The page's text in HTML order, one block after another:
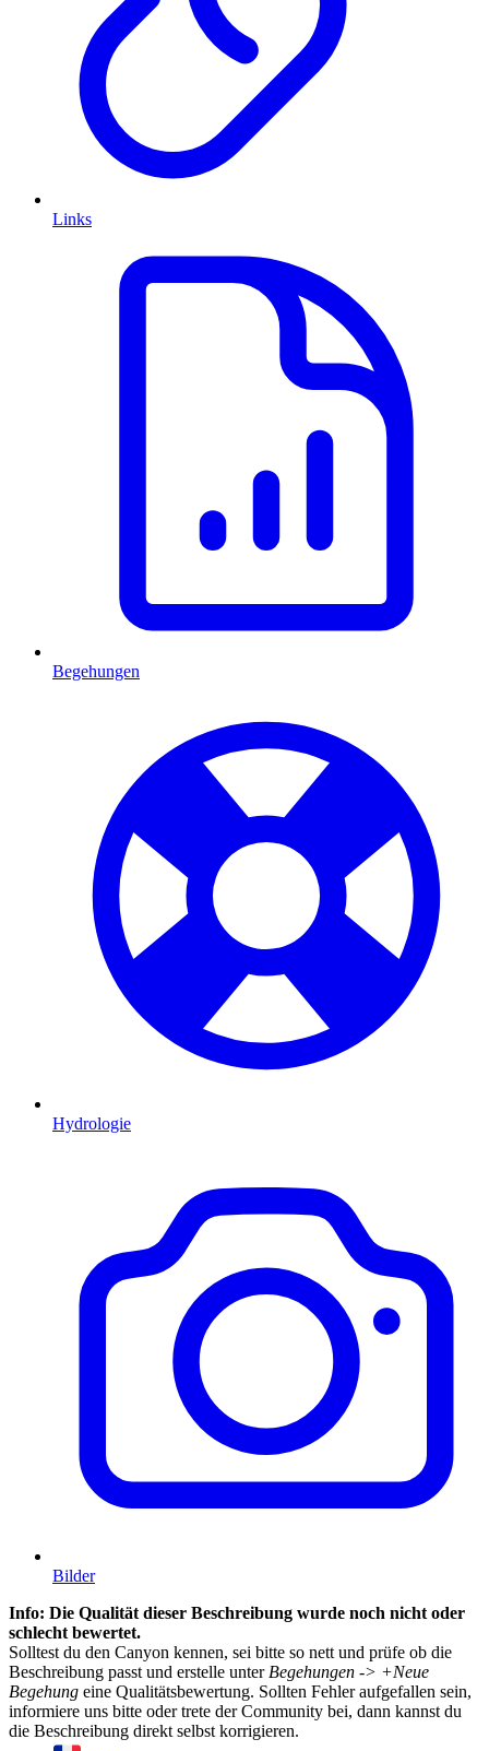
Links
Begehungen
Hydrologie
Bilder
Info: Die Qualität dieser Beschreibung wurde noch nicht oder
schlecht bewertet.
Solltest du den Canyon kennen, sei bitte so nett und prüfe ob die
Beschreibung passt und erstelle unter Begehungen -> +Neue
Begehung eine Qualitätsbewertung. Sollten Fehler aufgefallen sein,
informiere uns bitte oder trete der Community bei, dann kannst du
die Beschreibung direkt selbst korrigieren.